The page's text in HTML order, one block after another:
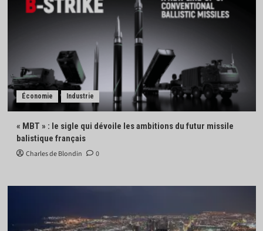
Économie Industrie
« MBT » : le sigle qui dévoile les ambitions du futur missile
balistique français
Charles de Blondin 0